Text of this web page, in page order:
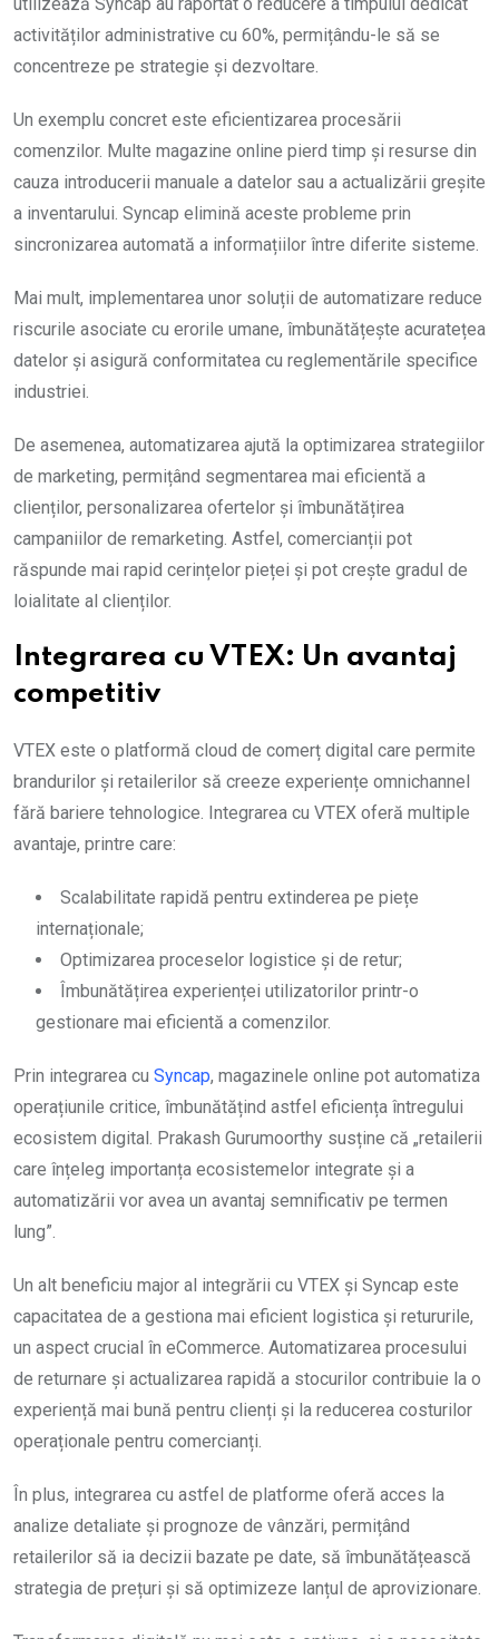
activităților administrative cu 60%, permițându-le să se
concentreze pe strategie și dezvoltare.
Un exemplu concret este eficientizarea procesării
comenzilor. Multe magazine online pierd timp și resurse din
cauza introducerii manuale a datelor sau a actualizării greșite
a inventarului. Syncap elimină aceste probleme prin
sincronizarea automată a informațiilor între diferite sisteme.
Mai mult, implementarea unor soluții de automatizare reduce
riscurile asociate cu erorile umane, îmbunătățește acuratețea
datelor și asigură conformitatea cu reglementările specifice
industriei.
De asemenea, automatizarea ajută la optimizarea strategiilor
de marketing, permițând segmentarea mai eficientă a
clienților, personalizarea ofertelor și îmbunătățirea
campaniilor de remarketing. Astfel, comercianții pot
răspunde mai rapid cerințelor pieței și pot crește gradul de
loialitate al clienților.
Integrarea cu VTEX: Un avantaj
competitiv
VTEX este o platformă cloud de comerț digital care permite
brandurilor și retailerilor să creeze experiențe omnichannel
fără bariere tehnologice. Integrarea cu VTEX oferă multiple
avantaje, printre care:
Scalabilitate rapidă pentru extinderea pe piețe
internaționale;
Optimizarea proceselor logistice și de retur;
Îmbunătățirea experienței utilizatorilor printr-o
gestionare mai eficientă a comenzilor.
Prin integrarea cu Syncap, magazinele online pot automatiza
operațiunile critice, îmbunătățind astfel eficiența întregului
ecosistem digital. Prakash Gurumoorthy susține că „retailerii
care înțeleg importanța ecosistemelor integrate și a
automatizării vor avea un avantaj semnificativ pe termen
lung”.
Un alt beneficiu major al integrării cu VTEX și Syncap este
capacitatea de a gestiona mai eficient logistica și retururile,
un aspect crucial în eCommerce. Automatizarea procesului
de returnare și actualizarea rapidă a stocurilor contribuie la o
experiență mai bună pentru clienți și la reducerea costurilor
operaționale pentru comercianți.
În plus, integrarea cu astfel de platforme oferă acces la
analize detaliate și prognoze de vânzări, permițând
retailerilor să ia decizii bazate pe date, să îmbunătățească
strategia de prețuri și să optimizeze lanțul de aprovizionare.